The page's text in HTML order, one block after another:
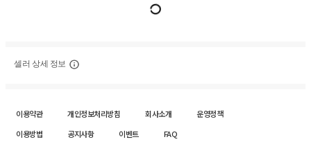
셀러 상세 정보
이용약관 개인정보처리방침 회사소개
운영정책
이용방법
공지사항 이벤트 FAQ